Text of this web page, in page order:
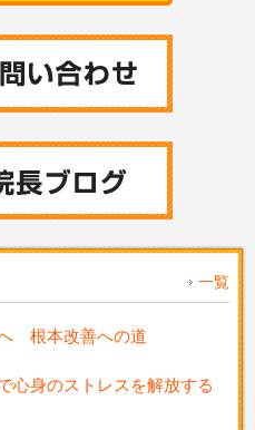
一覧
根本改善への道
身のストレスを解放する